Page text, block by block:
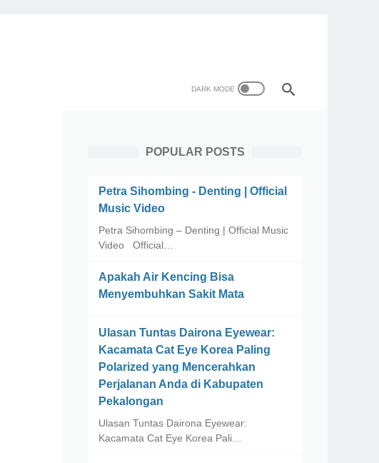
POPULAR POSTS
Petra Sihombing - Denting | Official
Music Video
Petra Sihombing – Denting | Official Music
Video Official…
Apakah Air Kencing Bisa
Menyembuhkan Sakit Mata
Ulasan Tuntas Dairona Eyewear:
Kacamata Cat Eye Korea Paling
Polarized yang Mencerahkan
Perjalanan Anda di Kabupaten
Pekalongan
Ulasan Tuntas Dairona Eyewear:
Kacamata Cat Eye Korea Pali…